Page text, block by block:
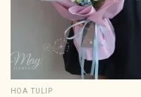
HOA TULIP